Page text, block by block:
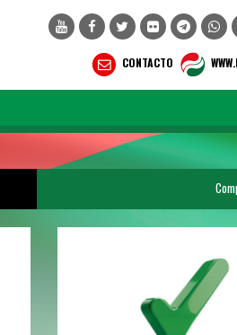
CONTACTO